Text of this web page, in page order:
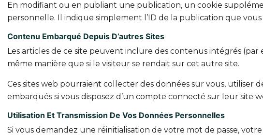
En modifiant ou en publiant une publication, un cookie
personnelle. Il indique simplement l’ID de la publication que
Contenu Embarqué Depuis D’autres Sites
Les articles de ce site peuvent inclure des contenus intégrés (par
même manière que si le visiteur se rendait sur cet autre site.
Ces sites web pourraient collecter des données sur vous, utiliser
embarqués si vous disposez d’un compte connecté sur leur site
Utilisation Et Transmission De Vos Données Personnelles
Si vous demandez une réinitialisation de votre mot de passe,